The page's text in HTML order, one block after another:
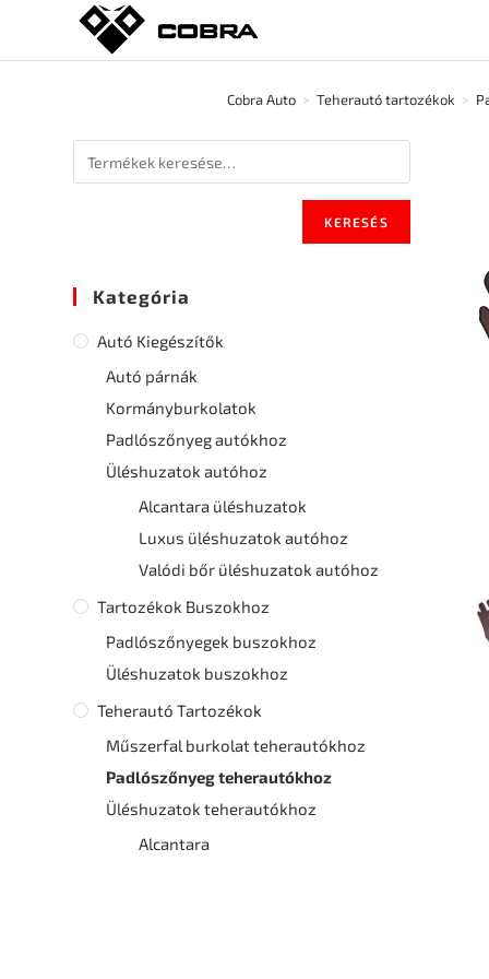
Cobra Auto > Teherautó tartozékok >
KERESÉS
Kategória
Autó Kiegészítők
Autó párnák
Kormányburkolatok
Padlószőnyeg autókhoz
Üléshuzatok autóhoz
Alcantara üléshuzatok
Luxus üléshuzatok autóhoz
Valódi bőr üléshuzatok autóhoz
Tartozékok Buszokhoz
Padlószőnyegek buszokhoz
Üléshuzatok buszokhoz
Teherautó Tartozékok
Műszerfal burkolat teherautókhoz
Padlószőnyeg teherautókhoz
Üléshuzatok teherautókhoz
Alcantara